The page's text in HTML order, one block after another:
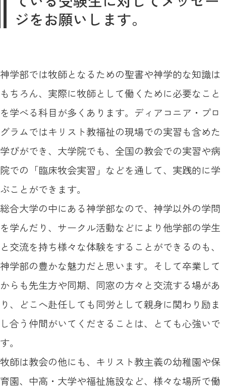
ジをお願いします。
神学部では牧師となるための聖書や神学的な知識は
もちろん、実際に牧師として働くために必要なこと
を学べる科目が多くあります。ディアコニア・プロ
グラムではキリスト教福祉の現場での実習も含めた
学びができ、大学院でも、全国の教会での実習や病
院での「臨床牧会実習」などを通して、実践的に学
ぶことができます。
総合大学の中にある神学部なので、神学以外の学問
を学んだり、サークル活動などにより他学部の学生
と交流を持ち様々な体験をすることができるのも、
神学部の豊かな魅力だと思います。そして卒業して
からも先生方や同期、同窓の方々と交流する場があ
り、どこへ赴任しても同労として親身に関わり励ま
し合う仲間がいてくださることは、とても心強いで
す。
牧師は教会の他にも、キリスト教主義の幼稚園や保
育園、中高・大学や福祉施設など、様々な場所で働